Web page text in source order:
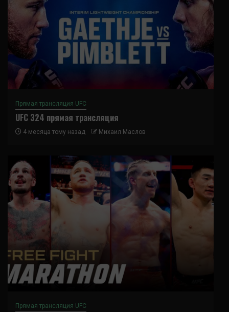
Прямая трансляция UFC
UFC 324 прямая трансляция
4 месяца тому назад Михаил Маслов
Прямая трансляция UFC